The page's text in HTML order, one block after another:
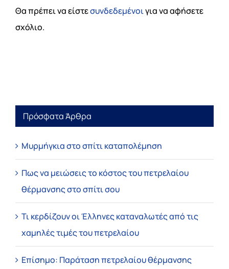
Θα πρέπει να είστεσυνδεδεμένοιγια να αφήσετε
σχόλιο.
Πρόσφατα Άρθρα
Μυρμήγκια στο σπίτι καταπολέμηση
Πως να μειώσεις το κόστος του πετρελαίου
θέρμανσης στο σπίτι σου
Τι κερδίζουν οι Έλληνες καταναλωτές από τις
χαμηλές τιμές του πετρελαίου
Επίσημο: Παράταση πετρελαίου θέρμανσης